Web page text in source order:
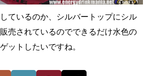
ているのか、シルバートップにシル
売されているのでできるだけ水色の
ットしたいですね。